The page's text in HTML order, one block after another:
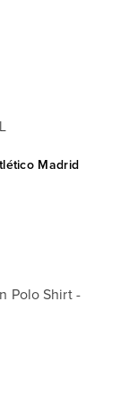
Madrid